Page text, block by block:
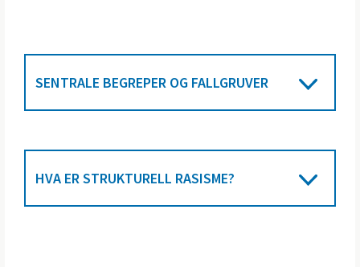
SENTRALE BEGREPER OG FALLGRUVER
HVA ER STRUKTURELL RASISME?